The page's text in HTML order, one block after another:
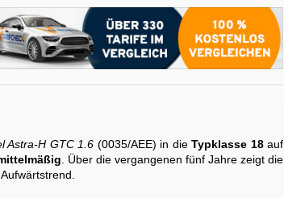
Astra-H GTC 1.6 (0035/AEE) in die Typklasse 18auf
. Über die vergangenen fünf Jahre zeigt die